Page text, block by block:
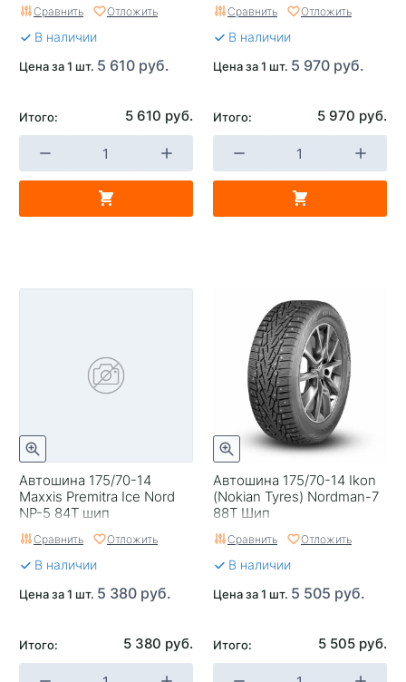
Сравнить Отложить
В наличии
Цена за 1 шт. 5 610 руб.
Итого: 5 610 руб.
Сравнить Отложить
В наличии
Цена за 1 шт. 5 970 руб.
Итого: 5 970 руб.
Автошина 175/70-14
Maxxis Premitra Ice Nord
NP-5 84T шип
Сравнить Отложить
В наличии
Цена за 1 шт. 5 380 руб.
Итого: 5 380 руб.
Автошина 175/70-14 Ikon
(Nokian Tyrеs) Nordman-7
88T Шип
Сравнить Отложить
В наличии
Цена за 1 шт. 5 505 руб.
Итого: 5 505 руб.